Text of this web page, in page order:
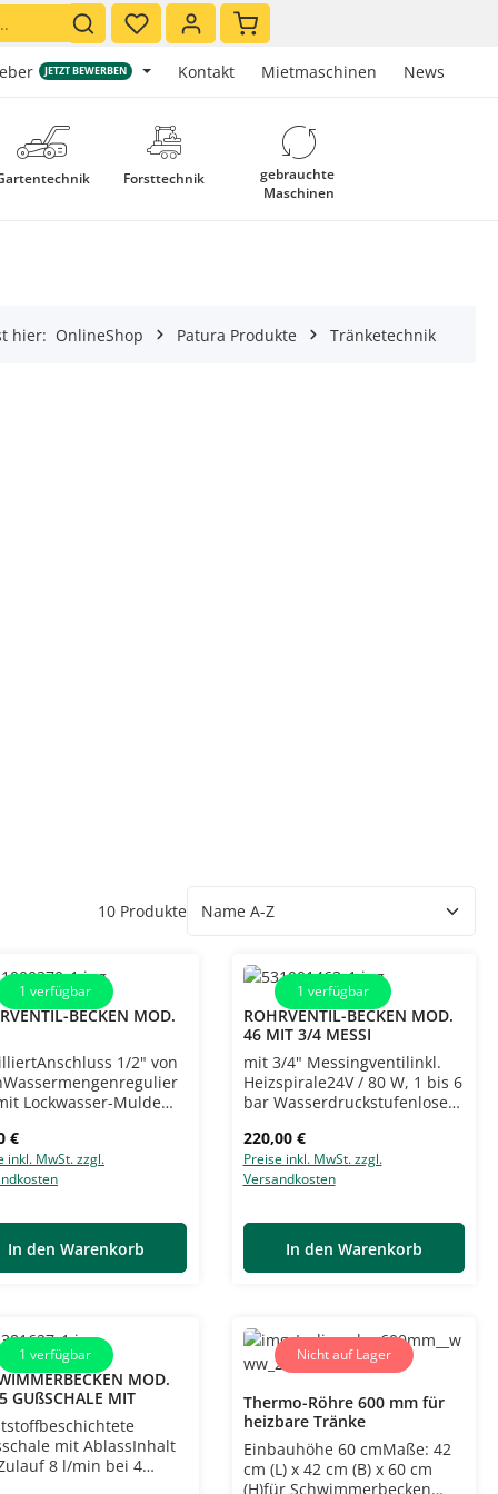
Warenkorb enthält 0 Positionen.
JETZT BEWERBEN Kontakt Mietmaschinen News
Forsttechnik
gebrauchte
Maschinen
hier: OnlineShop Patura Produkte Tränketechnik
10 Produkte
1 verfügbar
BECKEN MOD.
1/2" von
Lockwasser-Mulde
und SchafenZulauf
l/min bei 5 barMaße:
(L) x 19 cm (B) x 27 cm
Preis:
€
inkl. MwSt. zzgl.
In den Warenkorb
1 verfügbar
ROHRVENTIL-BECKEN MOD.
46 MIT 3/4 MESSI
mit 3/4" Messingventilinkl.
Heizspirale24V / 80 W, 1 bis 6
bar Wasserdruckstufenlose
für
UmlaufheizsystemeAnschlus
s oben und untenZulauf 11
(L) x 26 cm (B) x 21 cm
(H)frostsicher bis
-20°Cbezieht sich auf
bestellenBitte beachten Sie
die örtlichen
Regulärer Preis:
220,00 €
Preise inkl. MwSt. zzgl.
Versandkosten
In den Warenkorb
1 verfügbar
MOD.
GUßSCHALE MIT
mit AblassInhalt
8 l/min bei 4
Nicht auf Lager
Thermo-Röhre 600 mm für
heizbare Tränke
Einbauhöhe 60 cmMaße: 42
cm (L) x 42 cm (B) x 60 cm
(H)für Schwimmerbecken